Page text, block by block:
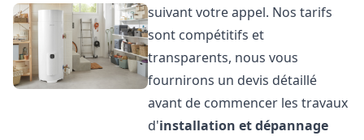
suivant votre appel. Nos tarifs
sont compétitifs et
transparents, nous vous
fournirons un devis détaillé
avant de commencer les travaux
d'installation et dépannage